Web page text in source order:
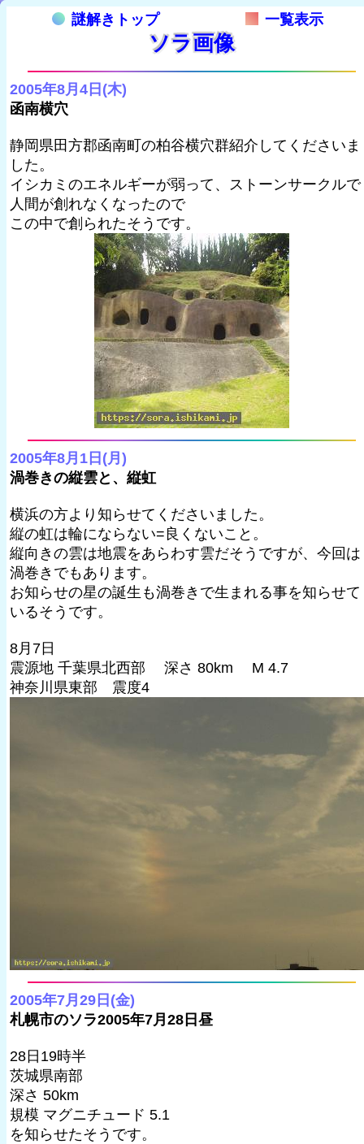
謎解きトップ 一覧表示
ソラ画像
2005年8月4日(木)
函南横穴
静岡県田方郡函南町の柏谷横穴群紹介してくださいま
した。
イシカミのエネルギーが弱って、ストーンサークルで
人間が創れなくなったので
この中で創られたそうです。
2005年8月1日(月)
渦巻きの縦雲と、縦虹
横浜の方より知らせてくださいました。
縦の虹は輪にならない=良くないこと。
縦向きの雲は地震をあらわす雲だそうですが、今回は
渦巻きでもあります。
お知らせの星の誕生も渦巻きで生まれる事を知らせて
いるそうです。
8月7日
震源地 千葉県北西部 深さ 80km M 4.7
神奈川県東部 震度4
2005年7月29日(金)
札幌市のソラ2005年7月28日昼
28日19時半
茨城県南部
深さ 50km
規模 マグニチュード 5.1
を知らせたそうです。